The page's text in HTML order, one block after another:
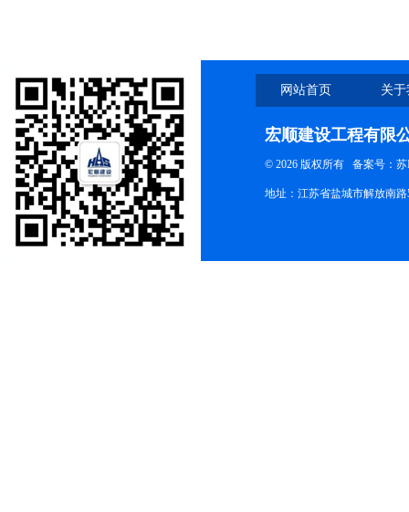
网站首页 关
宏顺建设工程有限
© 2026 版权所有 备案号：苏
地址：江苏省盐城市解放南